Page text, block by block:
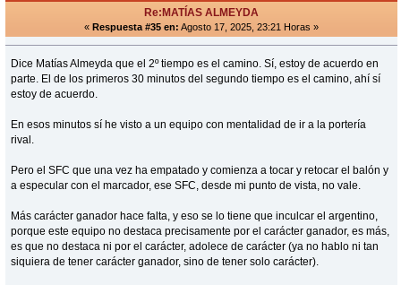
Re:MATÍAS ALMEYDA
« Respuesta #35 en: Agosto 17, 2025, 23:21 Horas »
Dice Matías Almeyda que el 2º tiempo es el camino. Sí, estoy de acuerdo en
parte. El de los primeros 30 minutos del segundo tiempo es el camino, ahí sí
estoy de acuerdo.
En esos minutos sí he visto a un equipo con mentalidad de ir a la portería
rival.
Pero el SFC que una vez ha empatado y comienza a tocar y retocar el balón y
a especular con el marcador, ese SFC, desde mi punto de vista, no vale.
Más carácter ganador hace falta, y eso se lo tiene que inculcar el argentino,
porque este equipo no destaca precisamente por el carácter ganador, es más,
es que no destaca ni por el carácter, adolece de carácter (ya no hablo ni tan
siquiera de tener carácter ganador, sino de tener solo carácter).